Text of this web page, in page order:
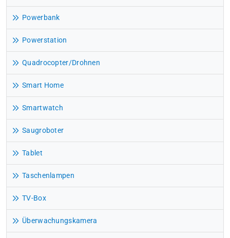
Powerbank
Powerstation
Quadrocopter/Drohnen
Smart Home
Smartwatch
Saugroboter
Tablet
Taschenlampen
TV-Box
Überwachungskamera